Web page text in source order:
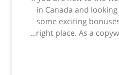
in Canada and
some exciting
right place. As a